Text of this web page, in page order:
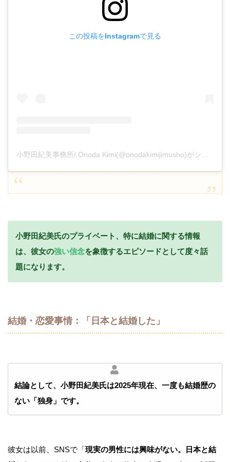
この投稿をInstagramで見る
小野田紀美氏のプライベート、特に結婚に関する情報
は、彼女の強い信念を象徴するエピソードとして度々話
題になります。
結婚・恋愛事情：「日本と結婚した」
結論として、小野田紀美氏は2025年現在、一度も結婚歴の
ない「独身」です。
彼女は以前、SNSで「現実の男性には興味がない。日本と結